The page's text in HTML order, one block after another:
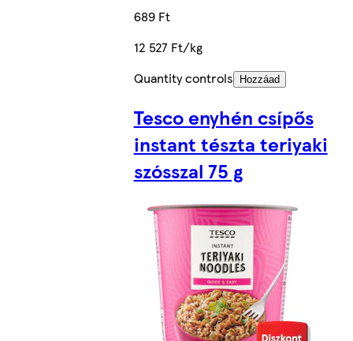
689 Ft
12 527 Ft/kg
Quantity controls
Hozzáad
Tesco enyhén csípős
instant tészta teriyaki
szósszal 75 g